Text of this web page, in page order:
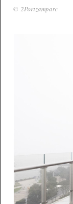
© 2Portzamparc